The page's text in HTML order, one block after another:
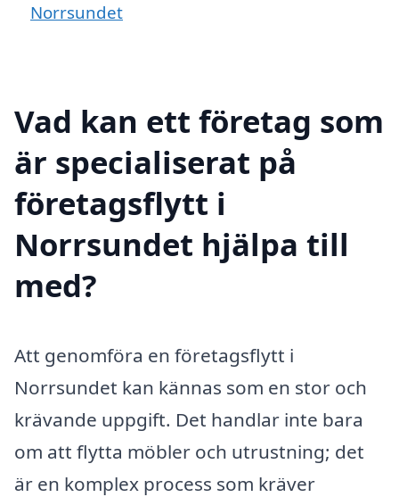
Norrsundet
Vad kan ett företag som
är specialiserat på
företagsflytt i
Norrsundet hjälpa till
med?
Att genomföra en företagsflytt i
Norrsundet kan kännas som en stor och
krävande uppgift. Det handlar inte bara
om att flytta möbler och utrustning; det
är en komplex process som kräver